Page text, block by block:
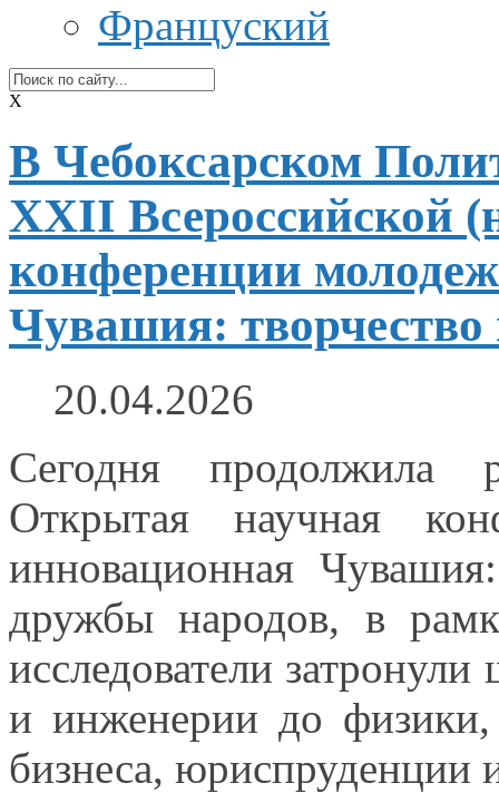
Француский
X
В Чебоксарском
XXII Всероссийской
конференции
Чувашия: творчество
20.04.2026
Сегодня продолжила
Открытая научная
инновационная
дружбы народов, в
исследователи
и инженерии до физики,
бизнеса, юриспруденции